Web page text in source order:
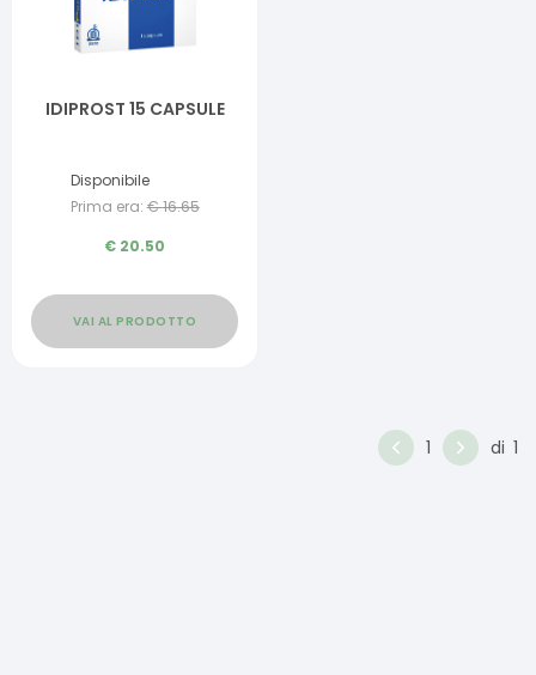
IDIPROST 15 CAPSULE
Disponibile
Prima era: €16.65
€ 20.50
VAI AL PRODOTTO
1 di 1